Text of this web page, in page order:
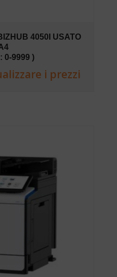
4050I USATO
0-9999 )
i prezzi